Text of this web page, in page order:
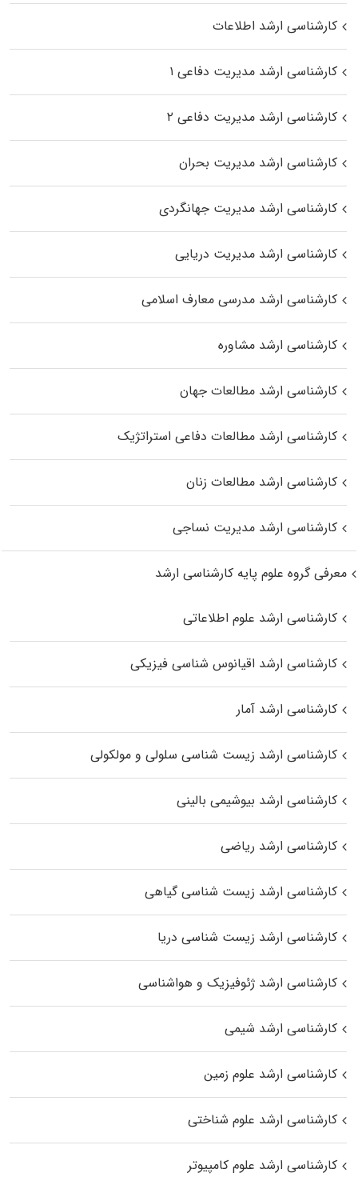
کارشناسی ارشد اطلاعات
کارشناسی ارشد مدیریت دفاعی ۱
کارشناسی ارشد مدیریت دفاعی ۲
کارشناسی ارشد مدیریت بحران
کارشناسی ارشد مدیریت جهانگردی
کارشناسی ارشد مدیریت دریایی
کارشناسی ارشد مدرسی معارف اسلامی
کارشناسی ارشد مشاوره
کارشناسی ارشد مطالعات جهان
کارشناسی ارشد مطالعات دفاعی استراتژیک
کارشناسی ارشد مطالعات زنان
کارشناسی ارشد مدیریت نساجی
معرفی گروه علوم پایه کارشناسی ارشد
کارشناسی ارشد علوم اطلاعاتی
کارشناسی ارشد اقیانوس‌ شناسی فیزیکی
کارشناسی ارشد آمار
کارشناسی ارشد زیست شناسی سلولی و مولکولی
کارشناسی ارشد بیوشیمی بالینی
کارشناسی ارشد ریاضی
کارشناسی ارشد زیست‌ شناسی گیاهی
کارشناسی ارشد زیست‌ شناسی دریا
کارشناسی ارشد ژئوفیزیک و هواشناسی
کارشناسی ارشد شیمی
کارشناسی ارشد علوم زمین
کارشناسی ارشد علوم شناختی
کارشناسی ارشد علوم کامپیوتر